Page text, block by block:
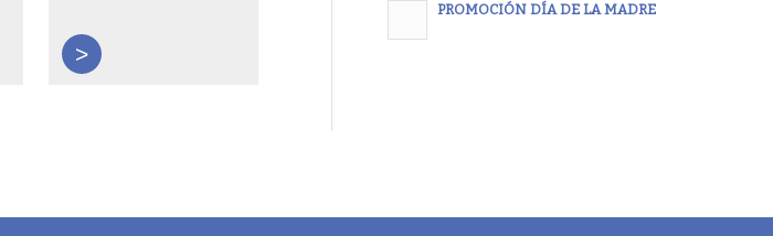
>
PROMOCIÓN DÍA DE LA MADRE